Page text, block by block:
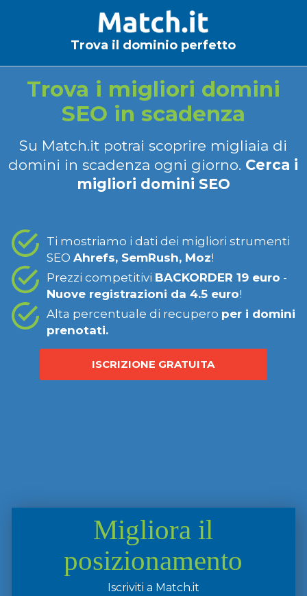
Trova il dominio perfetto
Trova i migliori domini
SEO in scadenza
Su Match.it potrai scoprire migliaia di
domini in scadenza ogni giorno. Cerca i
migliori domini SEO
Ti mostriamo i dati dei migliori strumenti
SEO Ahrefs, SemRush, Moz!
Prezzi competitivi BACKORDER 19 euro -
Nuove registrazioni da 4.5 euro!
Alta percentuale di recupero per i domini
prenotati.
ISCRIZIONE GRATUITA
Migliora il
posizionamento
Iscriviti a Match.it